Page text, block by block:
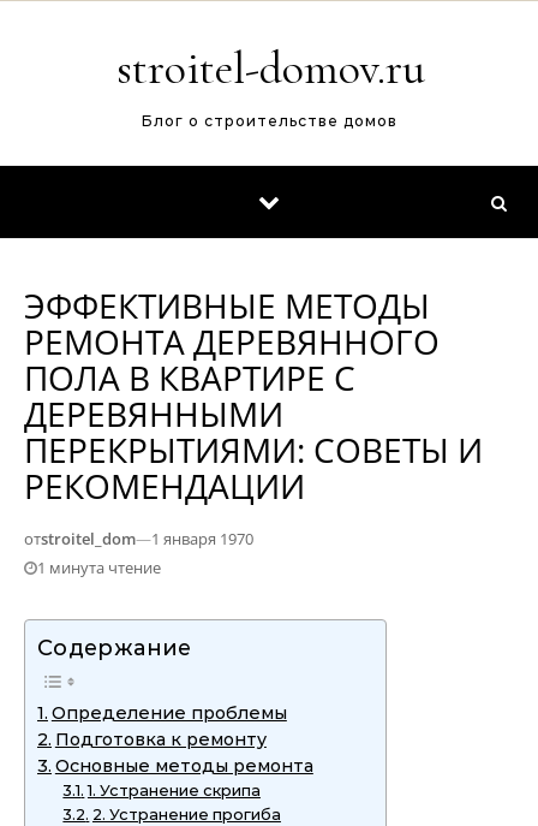
stroitel-domov.ru
Блог о строительстве домов
ЭФФЕКТИВНЫЕ МЕТОДЫ
РЕМОНТА ДЕРЕВЯННОГО
ПОЛА В КВАРТИРЕ С
ДЕРЕВЯННЫМИ
ПЕРЕКРЫТИЯМИ: СОВЕТЫ И
РЕКОМЕНДАЦИИ
отstroitel_dom—1 января 1970
1 минута чтение
Содержание
Определение проблемы
Подготовка к ремонту
Основные методы ремонта
1. Устранение скрипа
2. Устранение прогиба